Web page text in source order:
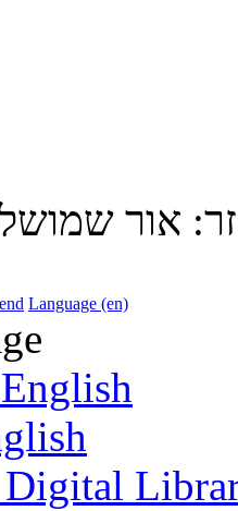
אור
Language (en)
Digital